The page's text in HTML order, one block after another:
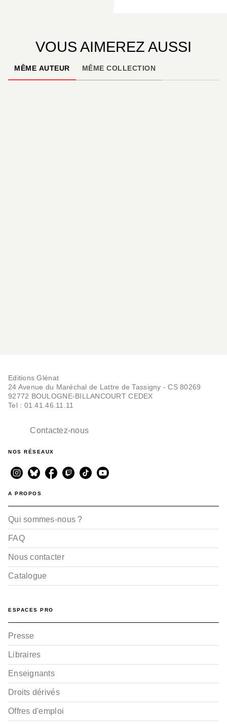
VOUS AIMEREZ AUSSI
MÊME AUTEUR MÊME COLLECTION
Editions Glénat
24 Avenue du Maréchal de Lattre de Tassigny - CS 80269
92772 BOULOGNE-BILLANCOURT CEDEX
Tel : 01.41.46.11.11
Contactez-nous
NOS RÉSEAUX
A PROPOS
Qui sommes-nous ?
FAQ
Nous contacter
Catalogue
ESPACES PRO
Presse
Libraires
Enseignants
Droits dérivés
Offres d'emploi